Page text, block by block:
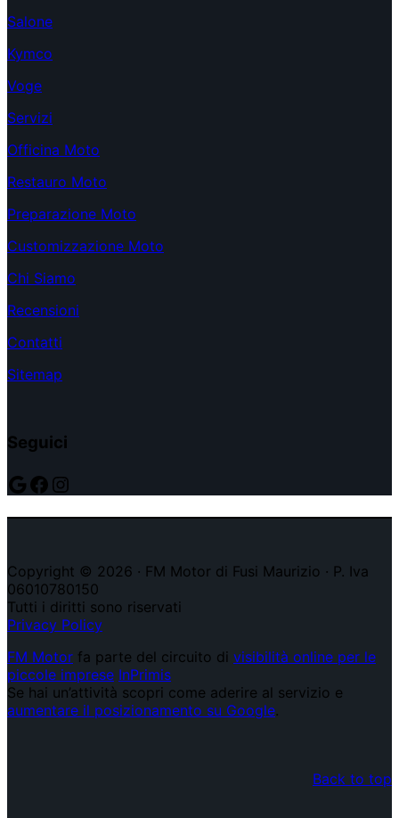
Salone
Kymco
Voge
Servizi
Officina Moto
Restauro Moto
Preparazione Moto
Customizzazione Moto
Chi Siamo
Recensioni
Contatti
Sitemap
Seguici
Google
Facebook
Instagram
Copyright © 2026 · FM Motor di Fusi Maurizio · P. Iva
06010780150
Tutti i diritti sono riservati
Privacy Policy
FM Motor fa parte del circuito di visibilità online per le
piccole imprese InPrimis
Se hai un’attività scopri come aderire al servizio e
aumentare il posizionamento su Google.
Back to top